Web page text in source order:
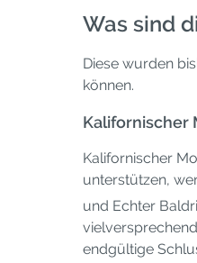
Was sind
Diese wurden
können.
Kalifornischer
Kalifornischer
unterstützen,
und Echter
endgültige